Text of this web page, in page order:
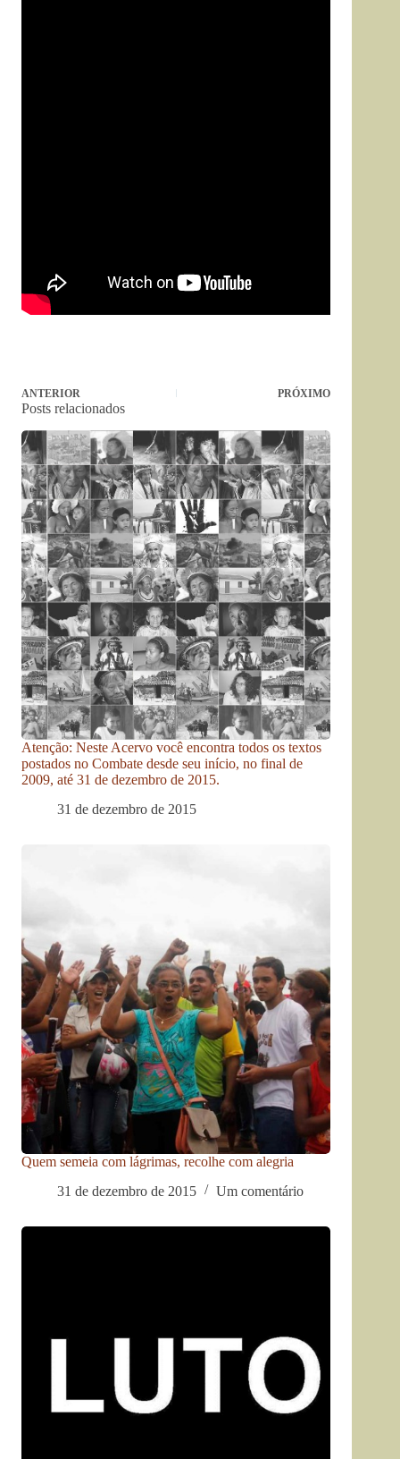
ANTERIOR PRÓXIMO
Posts relacionados
Atenção: Neste Acervo você encontra todos os textos
postados no Combate desde seu início, no final de
2009, até 31 de dezembro de 2015.
31 de dezembro de 2015
Quem semeia com lágrimas, recolhe com alegria
31 de dezembro de 2015
Um comentário